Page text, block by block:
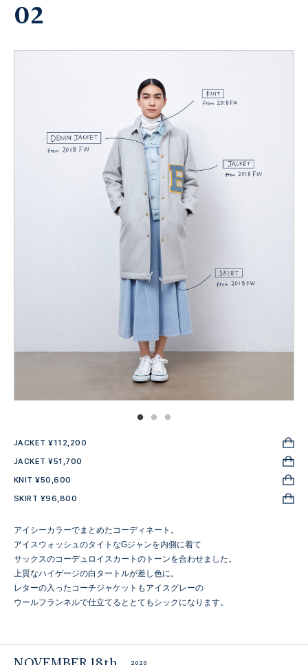
02
JACKET ¥112,200
JACKET ¥51,700
KNIT ¥50,600
SKIRT ¥96,800
アイシーカラーでまとめたコーディネート。
アイスウォッシュのタイトなGジャンを内側に着て
サックスのコーデュロイスカートのトーンを合わせました。
上質なハイゲージの白タートルが差し色に。
レターの入ったコーチジャケットもアイスグレーの
ウールフランネルで仕立てるととてもシックになります。
2020